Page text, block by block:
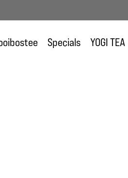
Specials YOGI TEA